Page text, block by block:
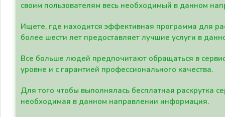
своим пользователям весь необходимый в данном
Ищете, где находится эффективная программа для
более шести лет предоставляет лучшие услуги в
Все больше людей предпочитают обращаться в
уровне и с гарантией профессионального качества.
Для того чтобы выполнялась бесплатная раскрутка
необходимая в данном направлении информация.